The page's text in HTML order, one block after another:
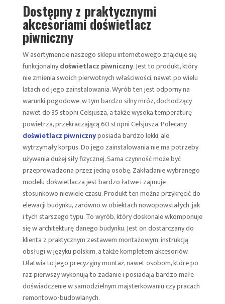
Dostępny z praktycznymi
akcesoriami doświetlacz
piwniczny
W asortymencie naszego sklepu internetowego znajduje się
funkcjonalnydoświetlacz piwniczny. Jest to produkt, który
nie zmienia swoich pierwotnych właściwości, nawet po wielu
latach od jego zainstalowania. Wyrób ten jest odporny na
warunki pogodowe, w tym bardzo silny mróz, dochodzący
nawet do 35 stopni Celsjusza, a także wysoką temperaturę
powietrza, przekraczającą 60 stopni Celsjusza. Polecany
doświetlacz piwnicznyposiada bardzo lekki, ale
wytrzymały korpus. Do jego zainstalowania nie ma potrzeby
używania dużej siły fizycznej. Sama czynność może być
przeprowadzona przez jedną osobę. Zakładanie wybranego
modelu doświetlacza jest bardzo łatwe i zajmuje
stosunkowo niewiele czasu. Produkt ten można przykręcić do
elewacji budynku, zarówno w obiektach nowopowstałych, jak
i tych starszego typu. To wyrób, który doskonale wkomponuje
się w architekturę danego budynku. Jest on dostarczany do
klienta z praktycznym zestawem montażowym, instrukcją
obsługi w języku polskim, a także kompletem akcesoriów.
Ułatwia to jego precyzyjny montaż, nawet osobom, które po
raz pierwszy wykonują to zadanie i posiadają bardzo małe
doświadczenie w samodzielnym majsterkowaniu czy pracach
remontowo-budowlanych.